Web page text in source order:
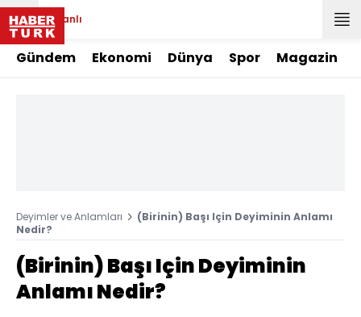
Canlı
Gündem Ekonomi Dünya Spor Magazin
Deyimler ve Anlamları
(Birinin) Başı Için Deyiminin Anlamı
Nedir?
(Birinin) Başı Için Deyiminin
Anlamı Nedir?